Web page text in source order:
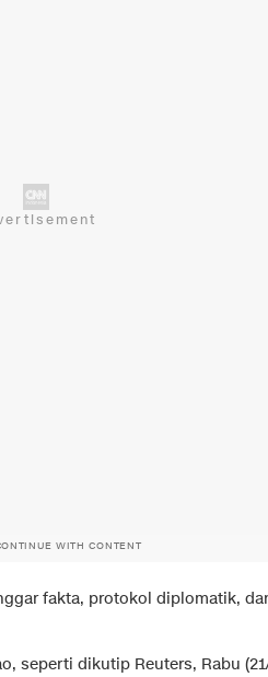
WITH CONTENT
fakta, protokol diplomatik,
seperti dikutip Reuters, Rabu